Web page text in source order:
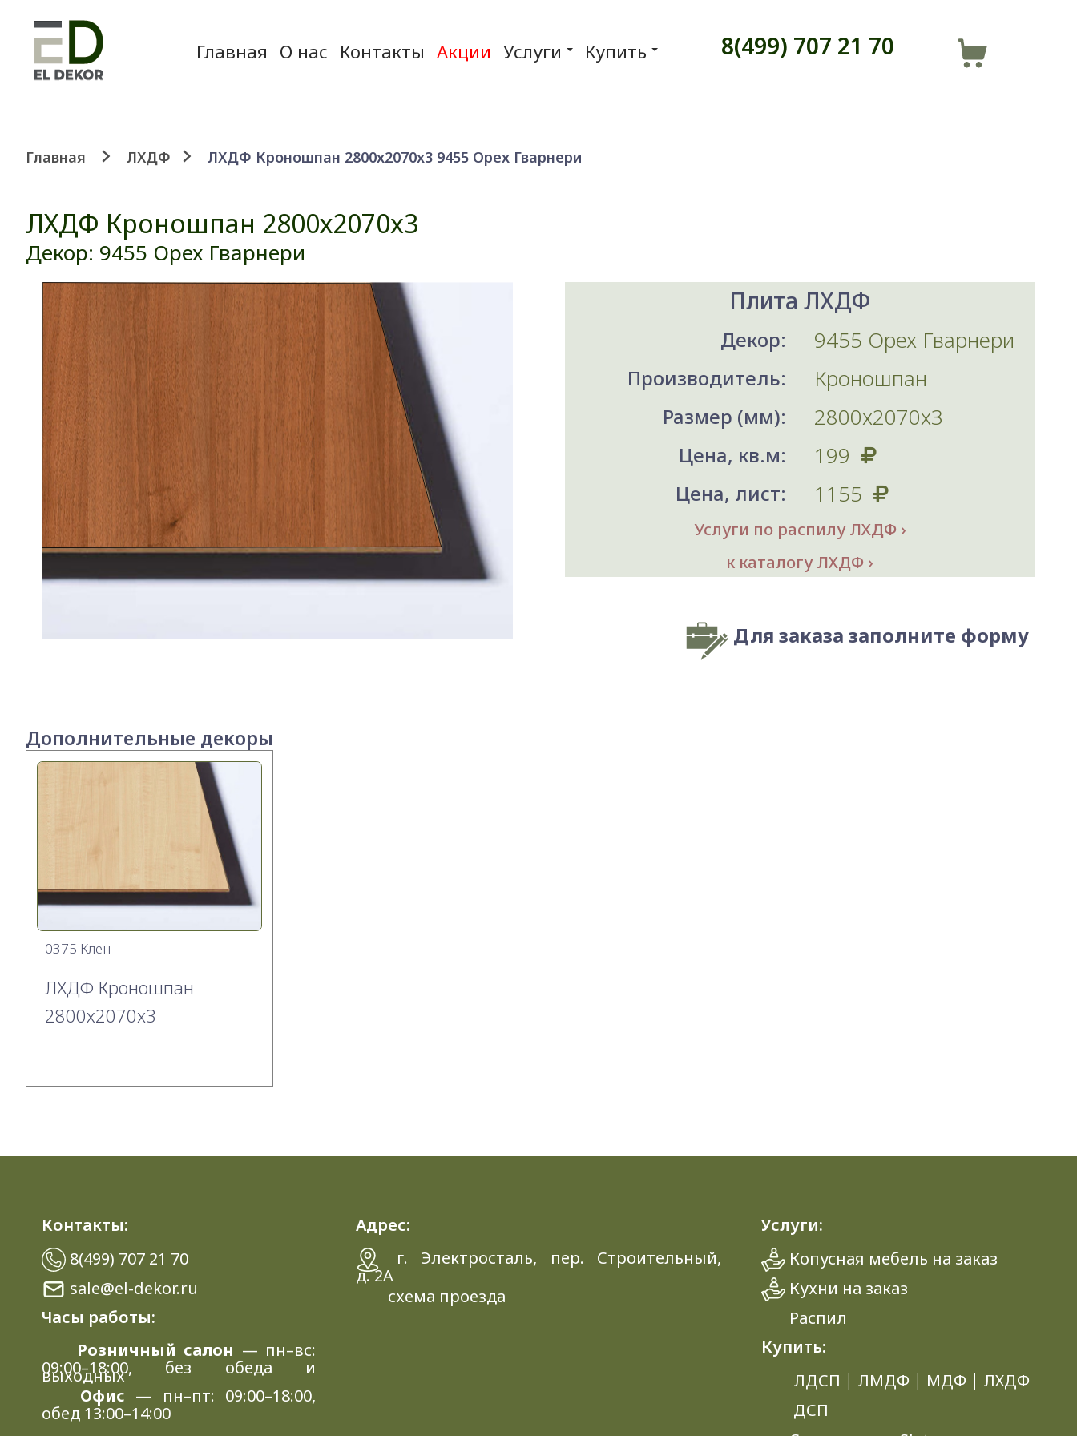
Главная О нас Контакты Акции Услуги Купить 8(499) 707 21 70
Главная ЛХДФ ЛХДФ Кроношпан 2800х2070x3 9455 Орех Гварнери
ЛХДФ Кроношпан 2800х2070x3
Декор: 9455 Орех Гварнери
Плита ЛХДФ
Декор: 9455 Орех Гварнери
Производитель: Кроношпан
Размер (мм): 2800х2070x3
Цена, кв.м: 199
Цена, лист: 1155
Услуги по распилу ЛХДФ
к каталогу ЛХДФ
Для заказа заполните форму
Дополнительные декоры
0375 Клен
ЛХДФ Кроношпан
2800х2070x3
Контакты:
8(499) 707 21 70
sale@el-dekor.ru
Часы работы:
Розничный салон — пн–вс:
09:00–18:00, без обеда и
выходных
Офис — пн–пт: 09:00–18:00,
обед 13:00–14:00
Адрес:
г. Электросталь, пер. Строительный,
д. 2A
схема проезда
Услуги:
Копусная мебель на заказ
Кухни на заказ
Распил
Купить:
ЛДСП | ЛМДФ | МДФ | ЛХДФ
ДСП